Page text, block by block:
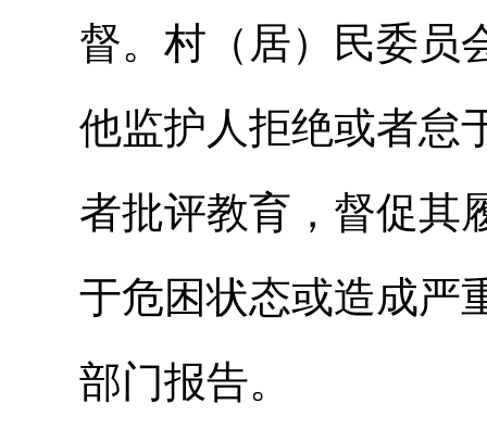
督。村（居）民委员
他监护人拒绝或者怠
者批评教育，督促其
于危困状态或造成严
部门报告。